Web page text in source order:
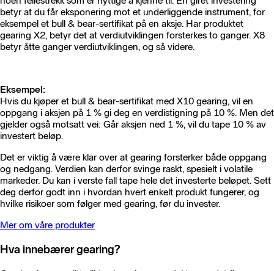
betyr at du får eksponering mot et underliggende instrument, for
eksempel et bull & bear-sertifikat på en aksje. Har produktet
gearing X2, betyr det at verdiutviklingen forsterkes to ganger. X8
betyr åtte ganger verdiutviklingen, og så videre.
Eksempel:
Hvis du kjøper et bull & bear-sertifikat med X10 gearing, vil en
oppgang i aksjen på 1 % gi deg en verdistigning på 10 %. Men det
gjelder også motsatt vei: Går aksjen ned 1 %, vil du tape 10 % av
investert beløp.
Det er viktig å være klar over at gearing forsterker både oppgang
og nedgang. Verdien kan derfor svinge raskt, spesielt i volatile
markeder. Du kan i verste fall tape hele det investerte beløpet. Sett
deg derfor godt inn i hvordan hvert enkelt produkt fungerer, og
hvilke risikoer som følger med gearing, før du invester.
Mer om våre produkter
Hva innebærer gearing?